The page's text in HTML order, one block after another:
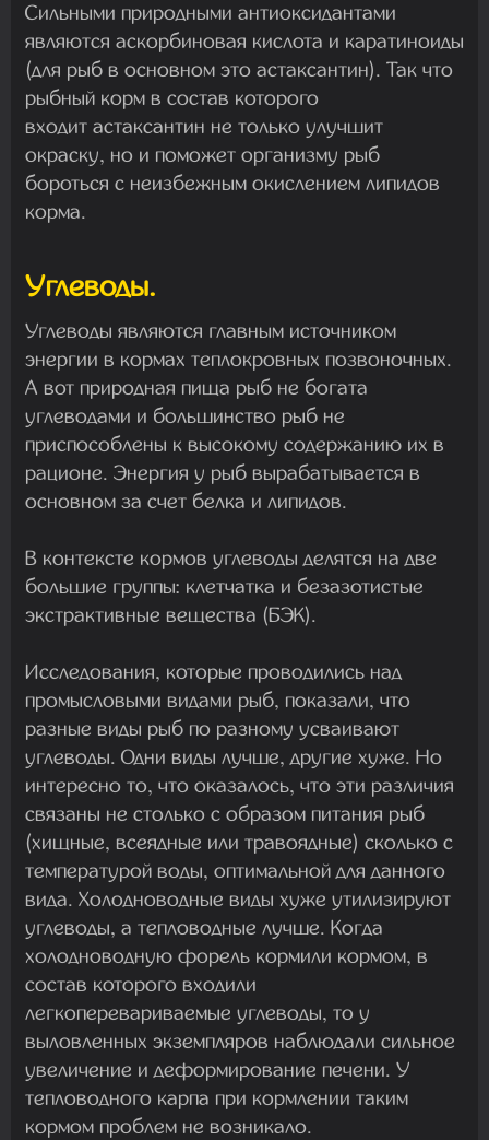
Сильными природными антиоксидантами
являются аскорбиновая кислота и каратиноиды
(для рыб в основном это астаксантин). Так что
рыбный корм в состав которого
входит астаксантин не только улучшит
окраску, но и поможет организму рыб
бороться с неизбежным окислением липидов
корма.
Углеводы.
Углеводы являются главным источником
энергии в кормах теплокровных позвоночных.
А вот природная пища рыб не богата
углеводами и большинство рыб не
приспособлены к высокому содержанию их в
рационе. Энергия у рыб вырабатывается в
основном за счет белка и липидов.
В контексте кормов углеводы делятся на две
большие группы: клетчатка и безазотистые
экстрактивные вещества (БЭК).
Исследования, которые проводились над
промысловыми видами рыб, показали, что
разные виды рыб по разному усваивают
углеводы. Одни виды лучше, другие хуже. Но
интересно то, что оказалось, что эти различия
связаны не столько с образом питания рыб
(хищные, всеядные или травоядные) сколько с
температурой воды, оптимальной для данного
вида. Холодноводные виды хуже утилизируют
углеводы, а тепловодные лучше. Когда
холодноводную форель кормили кормом, в
состав которого входили
легкоперевариваемые углеводы, то у
выловленных экземпляров наблюдали сильное
увеличение и деформирование печени. У
тепловодного карпа при кормлении таким
кормом проблем не возникало.